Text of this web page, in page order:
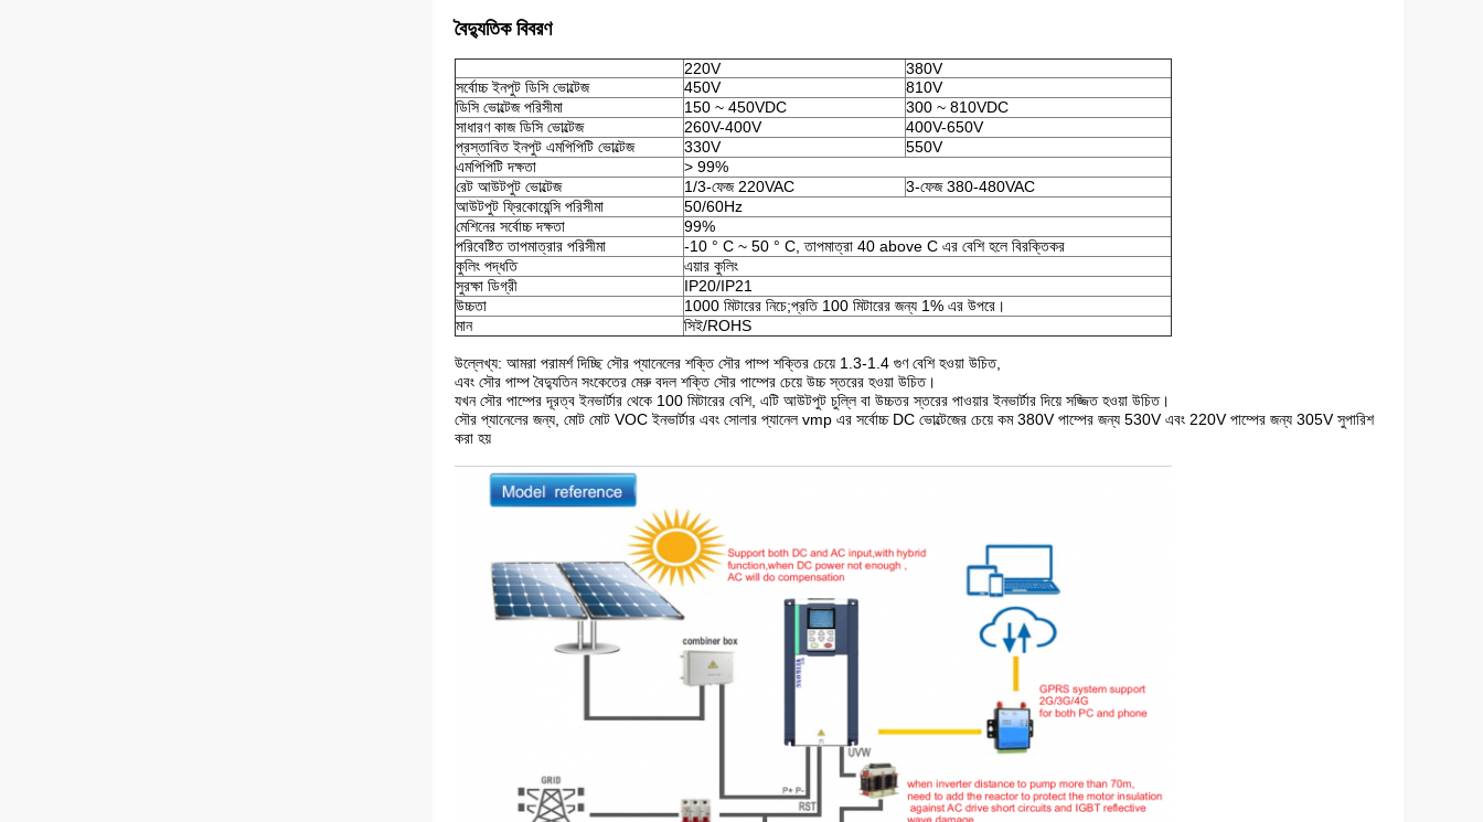
বৈদ্যুতিক বিবরণ
220V
380V
সর্বোচ্চ ইনপুট ডিসি ভোল্টেজ
450V
810V
ডিসি ভোল্টেজ পরিসীমা
150 ~ 450VDC
300 ~ 810VDC
সাধারণ কাজ ডিসি ভোল্টেজ
260V-400V
400V-650V
প্রস্তাবিত ইনপুট এমপিপিটি ভোল্টেজ
330V
550V
এমপিপিটি দক্ষতা
> 99%
রেট আউটপুট ভোল্টেজ
1/3-ফেজ 220VAC
3-ফেজ 380-480VAC
আউটপুট ফ্রিকোয়েন্সি পরিসীমা
50/60Hz
মেশিনের সর্বোচ্চ দক্ষতা
99%
পরিবেষ্টিত তাপমাত্রার পরিসীমা
-10 ° C ~ 50 ° C, তাপমাত্রা 40 above C এর বেশি হলে বিরক্তিকর
কুলিং পদ্ধতি
এয়ার কুলিং
সুরক্ষা ডিগ্রী
IP20/IP21
উচ্চতা
1000 মিটারের নিচে;প্রতি 100 মিটারের জন্য 1% এর উপরে।
মান
সিই/ROHS
উল্লেখ্য: আমরা পরামর্শ দিচ্ছি সৌর প্যানেলের শক্তি সৌর পাম্প শক্তির চেয়ে 1.3-1.4 গুণ বেশি হওয়া উচিত,
এবং সৌর পাম্প বৈদ্যুতিন সংকেতের মেরু বদল শক্তি সৌর পাম্পের চেয়ে উচ্চ স্তরের হওয়া উচিত।
যখন সৌর পাম্পের দূরত্ব ইনভার্টার থেকে 100 মিটারের বেশি, এটি আউটপুট চুল্লি বা উচ্চতর স্তরের পাওয়ার ইনভার্টার দিয়ে সজ্জিত হওয়া উচিত।
সৌর প্যানেলের জন্য, মোট মোট VOC ইনভার্টার এবং সোলার প্যানেল vmp এর সর্বোচ্চ DC ভোল্টেজের চেয়ে কম 380V পাম্পের জন্য 530V এবং 220V পাম্পের জন্য 305V সুপারিশ
করা হয়